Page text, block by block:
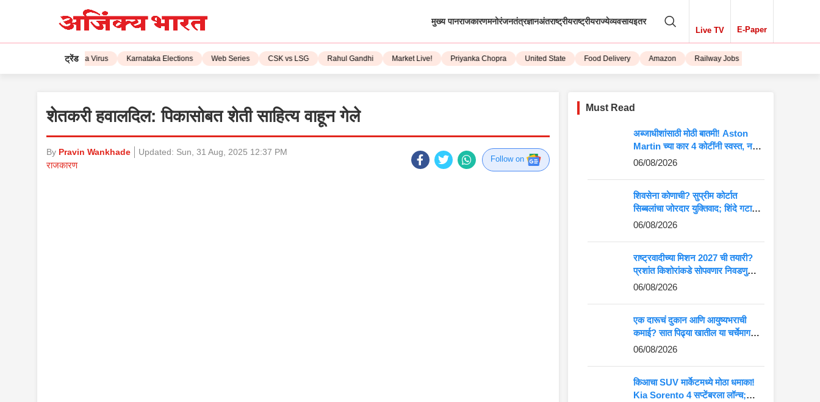
मुख्य पानराजकारणमनोरंजनतंत्रज्ञानअंतराष्ट्रीयराष्ट्रीयराज्येव्यवसायइतर
Live TV E-Paper
ट्रेंड
Corona Virus Karnataka Elections Web Series CSK vs LSG Rahul Gandhi Market Live! Priyanka Chopra United State Food Delivery Amazon Railway Jobs
शेतकरी हवालदिल: पिकासोबत शेती साहित्य वाहून गेले
By Pravin Wankhade Updated: Sun, 31 Aug, 2025 12:37 PM
राजकारण
Follow on
Must Read
अब्जाधीशांसाठी मोठी बातमी! Aston
Martin च्या कार 4 कोटींनी स्वस्त, नवीन
किंमत पाहून बसेल धक्का
06/08/2026
शिवसेना कोणाची? सुप्रीम कोर्टात
सिब्बलांचा जोरदार युक्तिवाद; शिंदे गटाच्या
अडचणी वाढणार?
06/08/2026
राष्ट्रवादीच्या मिशन 2027 ची तयारी?
प्रशांत किशोरांकडे सोपवणार निवडणुकीची
कमान?
06/08/2026
एक दारूचं दुकान आणि आयुष्यभराची
कमाई? सात पिढ्या खातील या चर्चेमागचं
खरं गणित जाणून घ्या
06/08/2026
किआचा SUV मार्केटमध्ये मोठा धमाका!
Kia Sorento 4 सप्टेंबरला लॉन्च;